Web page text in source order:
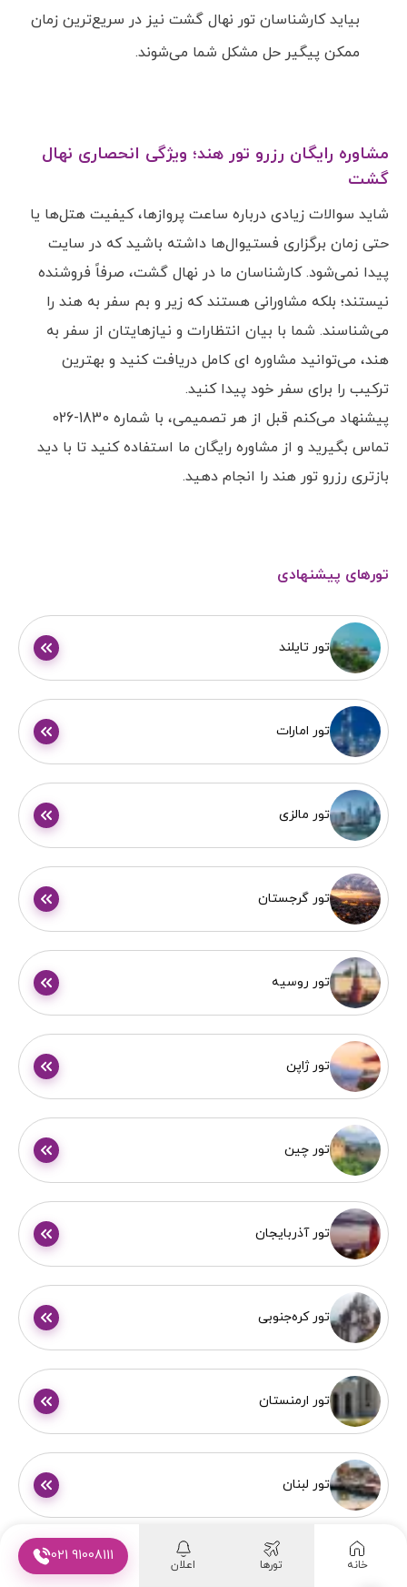
بیاید کارشناسان تور نهال گشت نیز در سریع‌ترین زمان
ممکن پیگیر حل مشکل شما می‌شوند.
مشاوره رایگان رزرو تور هند؛ ویژگی انحصاری نهال
گشت
شاید سوالات زیادی درباره ساعت پروازها، کیفیت هتل‌ها یا
حتی زمان برگزاری فستیوال‌ها داشته باشید که در سایت
پیدا نمی‌شود. کارشناسان ما در نهال گشت، صرفاً فروشنده
نیستند؛ بلکه مشاورانی هستند که زیر و بم سفر به هند را
می‌شناسند. شما با بیان انتظارات و نیازهایتان از سفر به
هند، می‌توانید مشاوره ای کامل دریافت کنید و بهترین
ترکیب را برای سفر خود پیدا کنید.
پیشنهاد می‌کنم قبل از هر تصمیمی، با شماره 1830-026
تماس بگیرید و از مشاوره رایگان ما استفاده کنید تا با دید
بازتری رزرو تور هند را انجام دهید.
تورهای پیشنهادی
تور تایلند
تور امارات
تور مالزی
تور گرجستان
تور روسیه
تور ژاپن
تور چین
تور آذربایجان
تور کره‌جنوبی
تور ارمنستان
تور لبنان
تور اندونزی خانه تورها اعلان
021 91008111